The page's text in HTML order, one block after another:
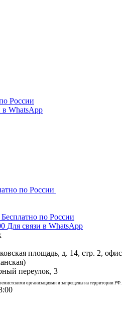
России
в WhatsApp
по России
Бесплатно по России
Для связи в WhatsApp
площадь, д. 14, стр. 2, офис
переулок, 3
организациями и запрещены на территории РФ.